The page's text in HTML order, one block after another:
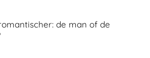
de man of de